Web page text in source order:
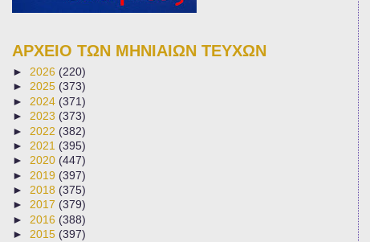
ΑΡΧΕΙΟ ΤΩΝ ΜΗΝΙΑΙΩΝ ΤΕΥΧΩΝ
► 2026 (220)
► 2025 (373)
► 2024 (371)
► 2023 (373)
► 2022 (382)
► 2021 (395)
► 2020 (447)
► 2019 (397)
► 2018 (375)
► 2017 (379)
► 2016 (388)
► 2015 (397)